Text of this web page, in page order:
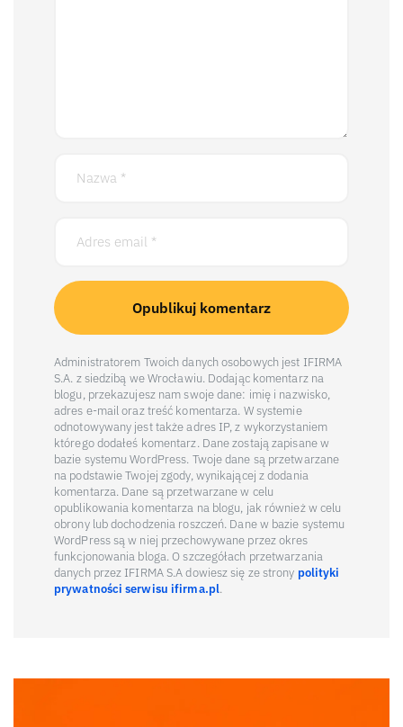
Administratorem Twoich danych osobowych jest IFIRMA
S.A. z siedzibą we Wrocławiu. Dodając komentarz na
blogu, przekazujesz nam swoje dane: imię i nazwisko,
adres e-mail oraz treść komentarza. W systemie
odnotowywany jest także adres IP, z wykorzystaniem
którego dodałeś komentarz. Dane zostają zapisane w
bazie systemu WordPress. Twoje dane są przetwarzane
na podstawie Twojej zgody, wynikającej z dodania
komentarza. Dane są przetwarzane w celu
opublikowania komentarza na blogu, jak również w celu
obrony lub dochodzenia roszczeń. Dane w bazie systemu
WordPress są w niej przechowywane przez okres
funkcjonowania bloga. O szczegółach przetwarzania
danych przez IFIRMA S.A dowiesz się ze strony polityki
prywatności serwisu ifirma.pl.